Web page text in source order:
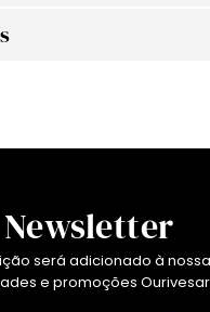
Newsletter
será adicionado à
e promoções